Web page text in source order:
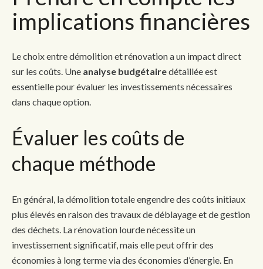
implications financières
Le choix entre démolition et rénovation a un impact direct
sur les coûts. Une analyse budgétairedétaillée est
essentielle pour évaluer les investissements nécessaires
dans chaque option.
Évaluer les coûts de
chaque méthode
En général, la démolition totale engendre des coûts initiaux
plus élevés en raison des travaux de déblayage et de gestion
des déchets. La rénovation lourde nécessite un
investissement significatif, mais elle peut offrir des
économies à long terme via des économies d’énergie. En